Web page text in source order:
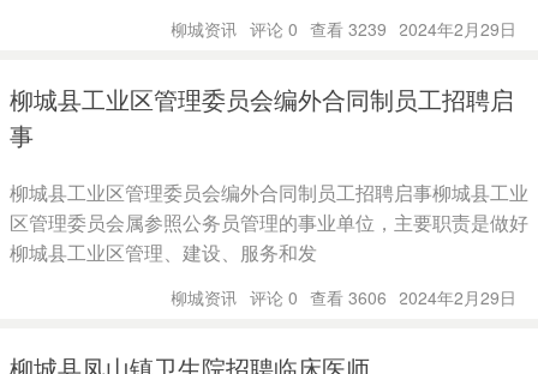
柳城资讯 评论 0 查看 3239 2024年2月29日
柳城县工业区管理委员会编外合同制员工招聘启
事
柳城县工业区管理委员会编外合同制员工招聘启事柳城县工业
区管理委员会属参照公务员管理的事业单位，主要职责是做好
柳城县工业区管理、建设、服务和发
柳城资讯 评论 0 查看 3606 2024年2月29日